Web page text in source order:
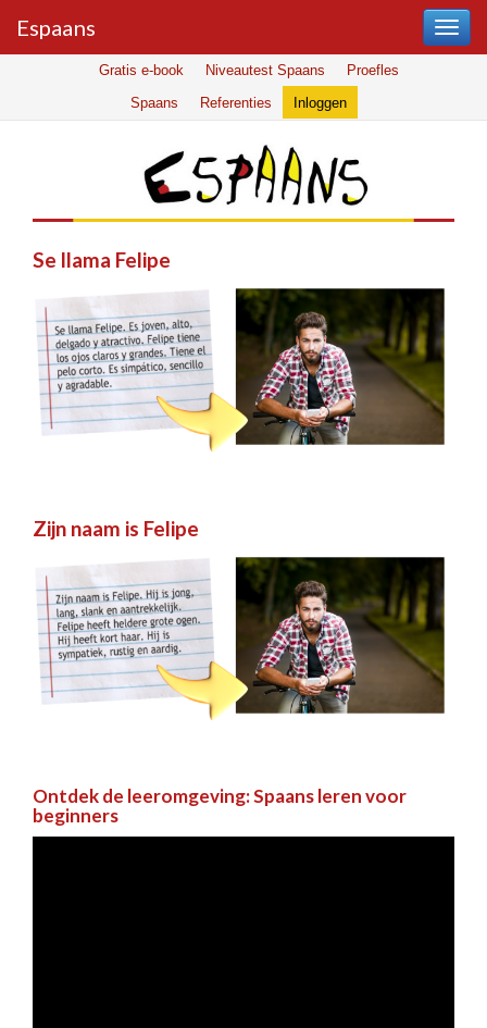
Espaans
Gratis e-book Niveautest Spaans
Proefles
Spaans
Referenties Inloggen
Se llama Felipe
Zijn naam is Felipe
Ontdek de leeromgeving: Spaans leren voor
beginners